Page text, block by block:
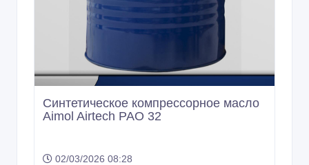
Синтетическое компрессорное масло
Aimol Airtech PAO 32
02/03/2026 08:28